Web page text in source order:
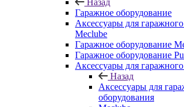
Назад
Гаражное оборудование
Аксессуары для
Meclube
Гаражное оборудование
Гаражное оборудование
Аксессуары для
Назад
Аксессуары для
оборудования